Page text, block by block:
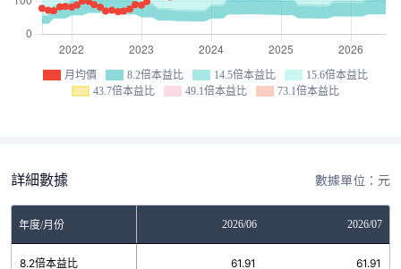
月均價 8.2倍本益比 14.5倍本益比
15.6倍本益比
43.7倍本益比
49.1倍本益比 73.1倍本益比
詳細數據 數據單位：元
年度/月份 2026/06 2026/07
8.2倍本益比 61.91 61.91